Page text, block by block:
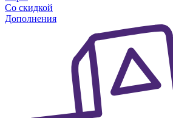
Со скидкой
Дополнения